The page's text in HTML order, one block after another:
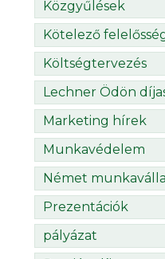
Közgyűlések
Kötelező
Költségtervezés
Lechner Ödön
Marketing hírek
Munkavédelem
Német
Prezentációk
pályázat